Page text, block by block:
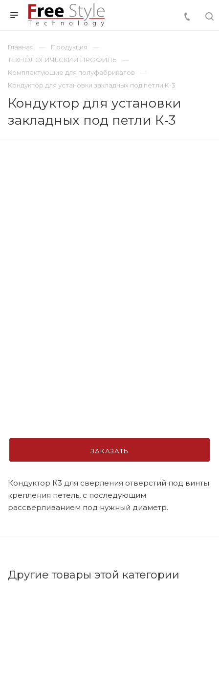
Главная
Продукция
ТЕХНОЛОГИЧЕСКИЙ ПРОФИЛЬ
Комплектующие для полуфабрикатов
Кондуктор для установки закладных под петли К-3
Кондуктор для установки
закладных под петли К-3
ЗАКАЗАТЬ
Кондуктор К3 для сверления отверстий под винты
крепления петель, с последующим
рассверливанием под нужный диаметр.
Другие товары этой категории